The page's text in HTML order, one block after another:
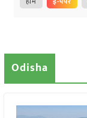
Odisha